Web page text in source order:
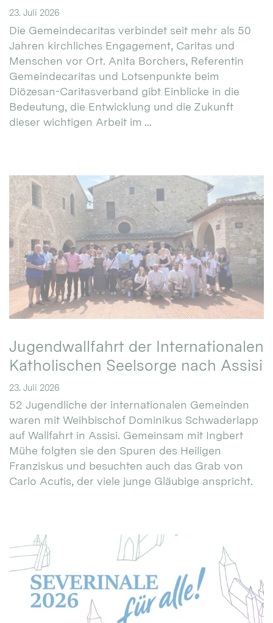
23. Juli 2026
Die Gemeindecaritas verbindet seit mehr als 50
Jahren kirchliches Engagement, Caritas und
Menschen vor Ort. Anita Borchers, Referentin
Gemeindecaritas und Lotsenpunkte beim
Diözesan-Caritasverband gibt Einblicke in die
Bedeutung, die Entwicklung und die Zukunft
dieser wichtigen Arbeit im ...
Jugendwallfahrt der Internationalen
Katholischen Seelsorge nach Assisi
23. Juli 2026
52 Jugendliche der internationalen Gemeinden
waren mit Weihbischof Dominikus Schwaderlapp
auf Wallfahrt in Assisi. Gemeinsam mit Ingbert
Mühe folgten sie den Spuren des Heiligen
Franziskus und besuchten auch das Grab von
Carlo Acutis, der viele junge Gläubige anspricht.